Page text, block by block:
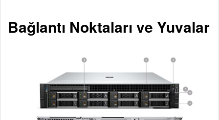
Bağlantı Noktaları ve Yuvalar